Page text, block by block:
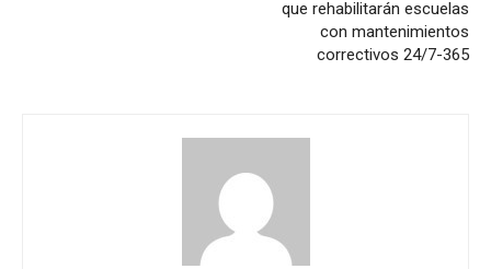
que rehabilitarán escuelas
con mantenimientos
correctivos 24/7-365